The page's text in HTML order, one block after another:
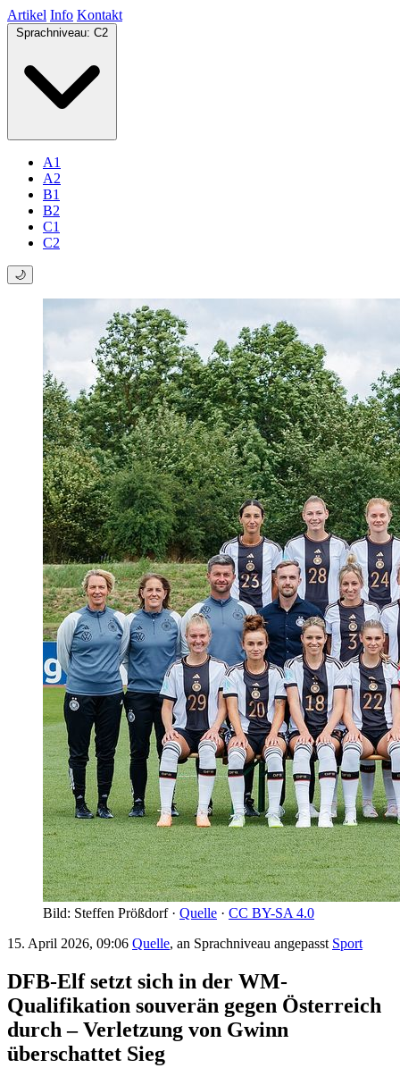
Artikel Info Kontakt
Sprachniveau: C2
A1
A2
B1
B2
C1
C2
🌙
Bild: Steffen Prößdorf · Quelle · CC BY-SA 4.0
15. April 2026, 09:06 Quelle, an Sprachniveau angepasst Sport
DFB-Elf setzt sich in der WM-
Qualifikation souverän gegen Österreich
durch – Verletzung von Gwinn
überschattet Sieg